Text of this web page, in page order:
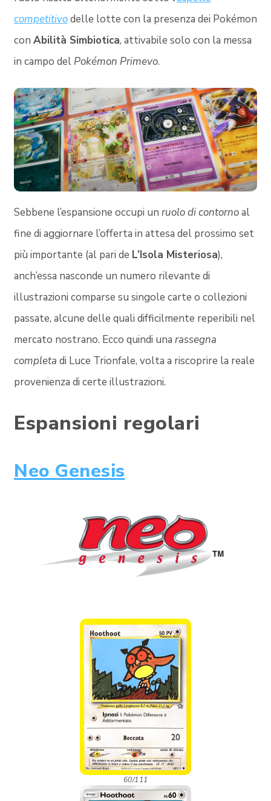
competitivodelle lotte con la presenza dei Pokémon
con Abilità Simbiotica, attivabile solo con la messa
in campo del Pokémon Primevo.
Sebbene l’espansione occupi un ruolo di contornoal
fine di aggiornare l’offerta in attesa del prossimo set
più importante (al pari de L’Isola Misteriosa),
anch’essa nasconde un numero rilevante di
illustrazioni comparse su singole carte o collezioni
passate, alcune delle quali difficilmente reperibili nel
mercato nostrano. Ecco quindi una rassegna
completa di Luce Trionfale, volta a riscoprire la reale
provenienza di certe illustrazioni.
Espansioni regolari
Neo Genesis
60/111